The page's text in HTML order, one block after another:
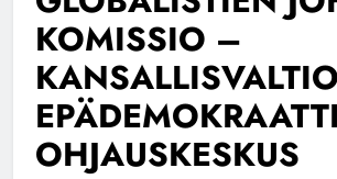
KOMISSIO –
OHJAUSKESKUS